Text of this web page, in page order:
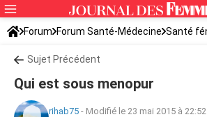
Forum Forum Santé-Médecine Santé
Infertilité
Sujet Précédent
Qui est sous menopur
rihab75 - Modifié le 23 mai 2015 à 22:52